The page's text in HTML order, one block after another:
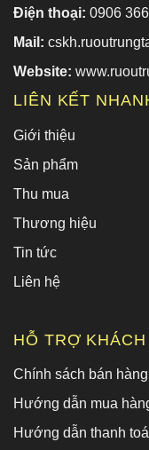
Điện thoại: 0906
Mail:
Website:
LIÊN KẾT
Giới thiệu
Sản phẩm
Thu mua
Thương hiệu
Tin tức
Liên hệ
HỖ TRỢ KHÁCH
Chính sách bán hàng
Hướng dẫn mua
Hướng dẫn thanh